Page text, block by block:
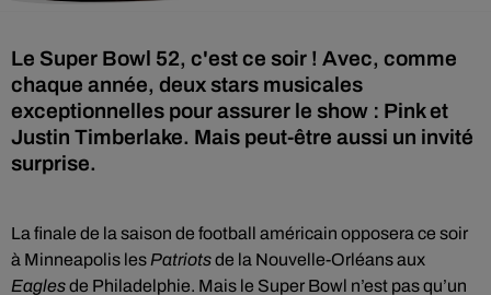
Le Super Bowl 52, c'est ce soir ! Avec, comme
chaque année, deux stars musicales
exceptionnelles pour assurer le show : Pink et
Justin Timberlake. Mais peut-être aussi un invité
surprise.
La finale de la saison de football américain opposera ce soir
à Minneapolis les Patriotsde la Nouvelle-Orléans aux
Eaglesde Philadelphie. Mais le Super Bowl n’est pas qu’un